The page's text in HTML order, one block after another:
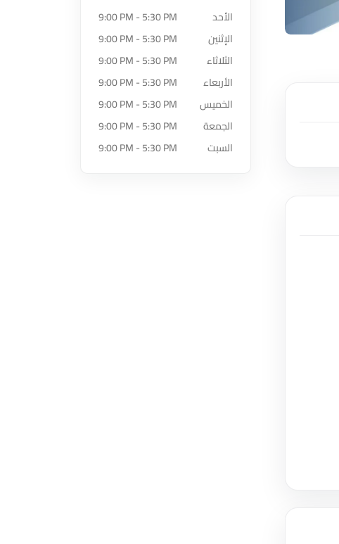
الأحد
9:00 PM - 5:30 PM
الإثنين
9:00 PM - 5:30 PM
الثلاثاء
9:00 PM - 5:30 PM
الأربعاء
9:00 PM - 5:30 PM
الخميس
9:00 PM - 5:30 PM
الجمعة
9:00 PM - 5:30 PM
السبت
9:00 PM - 5:30 PM